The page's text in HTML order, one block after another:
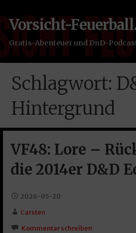
Inhalt
springen
Vorsicht-
Gratis-Abenteuer und DnD-
Schlagwort:
Hintergrund
VF48: Lore –
die 2014er D&D
2026-05-20
Carsten
Kommentar schreiben